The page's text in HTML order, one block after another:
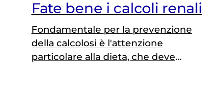
Fate bene i calcoli renali
Fondamentale per la prevenzione
della calcolosi è l'attenzione
particolare alla dieta, che deve